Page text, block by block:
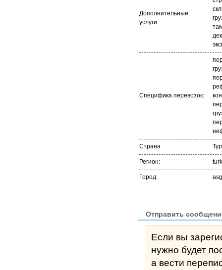
Дополнительные
услуги:
Специфика перевозок:
Страна
Регион:
Город:
Отправить
Если вы
нужно будет
а вести